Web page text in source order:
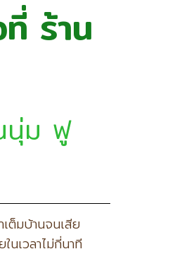
ร้าน
นุ่ม ฟู
ต็มบ้านจนเสีย
นเวลาไม่กี่นาที